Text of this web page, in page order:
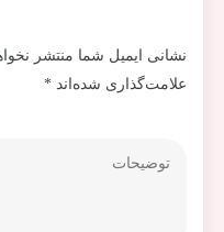
نشانی ایمیل شما منتشر
علامت‌گذاری شده‌اند*